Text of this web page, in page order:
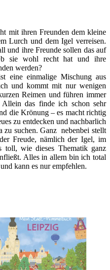
mit ihren Freunden dem kleine
Lurch und dem Igel verreisen.
und ihre Freunde sollen das auf
sie wohl recht hat und ihre
werden?
eine einmalige Mischung aus
und kommt mit nur wenigen
Reimen und führen immer
Allein das finde ich schon sehr
die Krönung – es macht richtig
zu entdecken und nachbarlich
zu suchen. Ganz nebenbei stellt
Freude, nämlich der Igel, im
toll, wie dieses Thematik ganz
Alles in allem bin ich total
kann es nur empfehlen.